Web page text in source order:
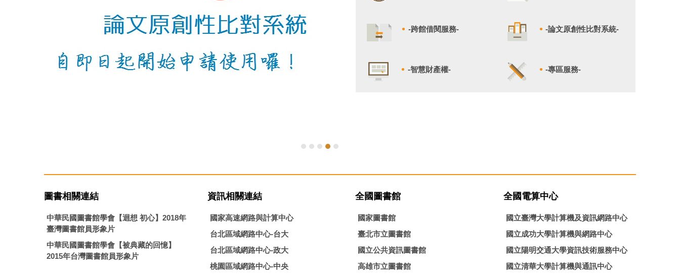
-跨館借閱服務- -論文原創性比對系統-
-智慧財產權- -專區服務-
圖書相關連結
中華民國圖書館學會【迴想 初心】2018年
臺灣圖書館員形象片
中華民國圖書館學會【被典藏的回憶】
2015年台灣圖書館員形象片
資訊相關連結
國家高速網路與計算中心
台北區域網路中心-台大
台北區域網路中心-政大
桃園區域網路中心-中央
全國圖書館
國家圖書館
臺北市立圖書館
國立公共資訊圖書館
高雄市立圖書館
全國電算中心
國立臺灣大學計算機及資訊網路中心
國立成功大學計算機與網路中心
國立陽明交通大學資訊技術服務中心
國立清華大學計算機與通訊中心